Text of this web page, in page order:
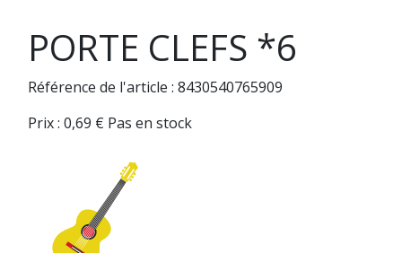
PORTE CLEFS *6
Référence de l'article : 8430540765909
Prix : 0,69 € Pas en stock